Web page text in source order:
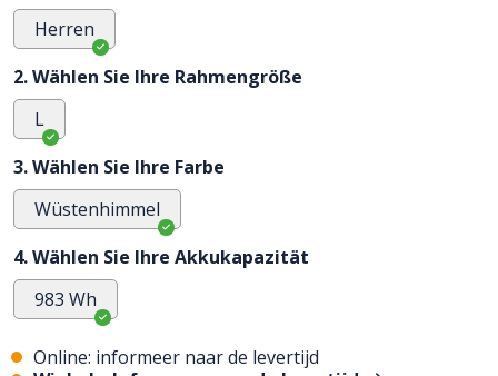
Herren
2. Wählen Sie Ihre Rahmengröße
L
3. Wählen Sie Ihre Farbe
Wüstenhimmel
4. Wählen Sie Ihre Akkukapazität
983 Wh
Online: informeer naar de levertijd